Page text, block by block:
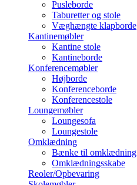
Pusleborde
Taburetter og stole
Væghængte klapborde
Kantinemøbler
Kantine stole
Kantineborde
Konferencemøbler
Højborde
Konferenceborde
Konferencestole
Loungemøbler
Loungesofa
Loungestole
Omklædning
Bænke til omklædning
Omklædningsskabe
Reoler/Opbevaring